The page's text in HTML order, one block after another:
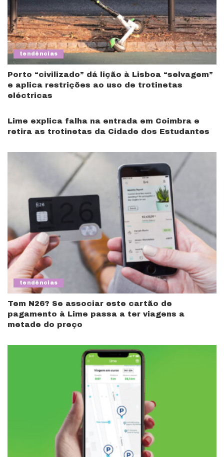
tendências
Porto “civilizado” dá lição à Lisboa “selvagem”
e aplica restrições ao uso de trotinetas
eléctricas
Lime explica falha na entrada em Coimbra e
retira as trotinetas da Cidade dos Estudantes
tendências
Tem N26? Se associar este cartão de
pagamento à Lime passa a ter viagens a
metade do preço